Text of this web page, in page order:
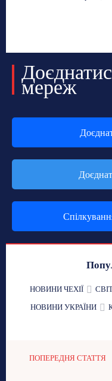
мереж
НОВИНИ ЧЕХІЇ
НОВИНИ УКРАЇНИ
ПОПЕРЕДНЯ СТАТТЯ